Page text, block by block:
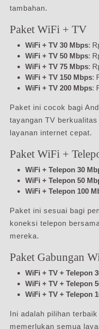
tambahan.
Paket WiFi + TV
WiFi + TV 30 Mbps:
WiFi + TV 50 Mbps:
WiFi + TV 75 Mbps:
WiFi + TV 150 Mbps:
WiFi + TV 200 Mbps:
Paket ini cocok bagi
tayangan TV
layanan internet cepat.
Paket WiFi +
WiFi + Telepon 30
WiFi + Telepon 50
WiFi + Telepon 100
Paket ini sesuai bagi
koneksi telepon
mereka.
Paket Gabungan
WiFi + TV + Telepon
WiFi + TV + Telepon
WiFi + TV + Telepon
Ini adalah pilihan
memerlukan semua